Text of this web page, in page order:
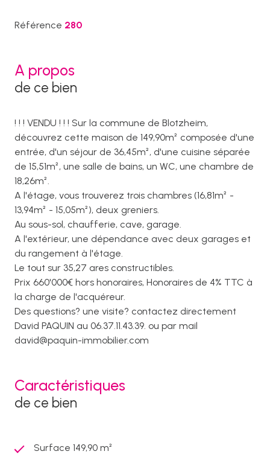
Référence 280
A propos
de ce bien
! ! ! VENDU ! ! ! Sur la commune de Blotzheim,
découvrez cette maison de 149,90m² composée d'une
entrée, d'un séjour de 36,45m², d'une cuisine séparée
de 15,51m², une salle de bains, un WC, une chambre de
18,26m².
A l'étage, vous trouverez trois chambres (16,81m² -
13,94m² - 15,05m²), deux greniers.
Au sous-sol, chaufferie, cave, garage.
A l'extérieur, une dépendance avec deux garages et
du rangement à l'étage.
Le tout sur 35,27 ares constructibles.
Prix 660'000€ hors honoraires, Honoraires de 4% TTC à
la charge de l'acquéreur.
Des questions? une visite? contactez directement
David PAQUIN au 06.37.11.43.39. ou par mail
david@paquin-immobilier.com
Caractéristiques
de ce bien
Surface 149,90 m²